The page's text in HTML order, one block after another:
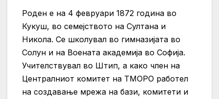
Роден е на 4 февруари 1872 година во
Кукуш, во семејството на Султана и
Никола. Се школувал во гимназијата во
Солун и на Воената академија во Софија.
Учителствувал во Штип, а како член на
Централниот комитет на ТМОРО работел
на создавање мрежа на бази, комитети и